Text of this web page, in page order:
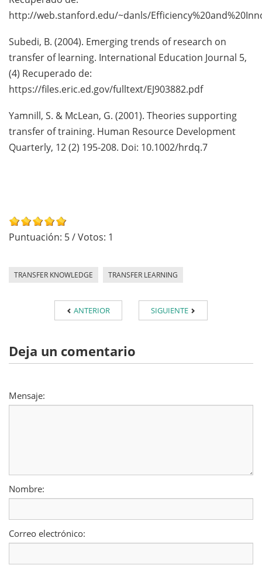
http://web.stanford.edu/~danls/
Subedi, B. (2004). Emerging trends of research on
transfer of learning. International Education Journal 5,
(4) Recuperado de:
https://files.eric.ed.gov/fulltext/EJ903882.pdf
Yamnill, S. & McLean, G. (2001). Theories supporting
transfer of training. Human Resource Development
Quarterly, 12 (2) 195-208. Doi: 10.1002/hrdq.7
Puntuación: 5/ Votos: 1
TRANSFER KNOWLEDGE TRANSFER LEARNING
ANTERIOR SIGUIENTE
Deja un comentario
Mensaje:
Nombre:
Correo electrónico: